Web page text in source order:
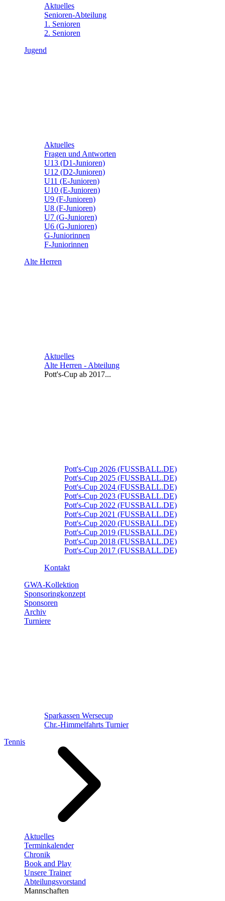
Aktuelles
Senioren-Abteilung
1. Senioren
2. Senioren
Jugend
Aktuelles
Fragen und Antworten
U13 (D1-Junioren)
U12 (D2-Junioren)
U11 (E-Junioren)
U10 (E-Junioren)
U9 (F-Junioren)
U8 (F-Junioren)
U7 (G-Junioren)
U6 (G-Junioren)
G-Juniorinnen
F-Juniorinnen
Alte Herren
Aktuelles
Alte Herren - Abteilung
Pott's-Cup ab 2017...
Pott's-Cup 2026 (FUSSBALL.DE)
Pott's-Cup 2025 (FUSSBALL.DE)
Pott's-Cup 2024 (FUSSBALL.DE)
Pott's-Cup 2023 (FUSSBALL.DE)
Pott's-Cup 2022 (FUSSBALL.DE)
Pott's-Cup 2021 (FUSSBALL.DE)
Pott's-Cup 2020 (FUSSBALL.DE)
Pott's-Cup 2019 (FUSSBALL.DE)
Pott's-Cup 2018 (FUSSBALL.DE)
Pott's-Cup 2017 (FUSSBALL.DE)
Kontakt
GWA-Kollektion
Sponsoringkonzept
Sponsoren
Archiv
Turniere
Sparkassen Wersecup
Chr.-Himmelfahrts Turnier
Tennis
Aktuelles
Terminkalender
Chronik
Book and Play
Unsere Trainer
Abteilungsvorstand
Mannschaften